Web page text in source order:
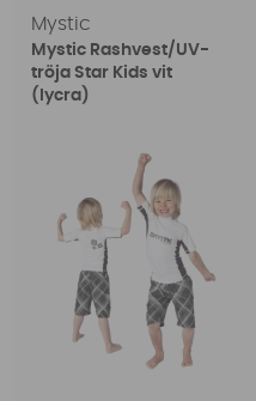
Mystic
Mystic Rashvest/UV-
tröja Star Kids vit
(lycra)